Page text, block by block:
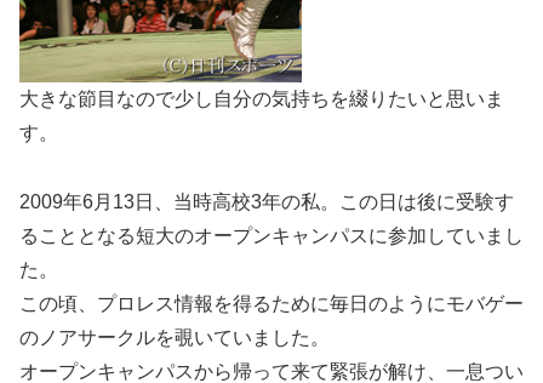
大きな節目なので少し自分の気持ちを綴りたいと思いま
す。
2009年6月13日、当時高校3年の私。この日は後に受験す
ることとなる短大のオープンキャンパスに参加していまし
た。
この頃、プロレス情報を得るために毎日のようにモバゲー
のノアサークルを覗いていました。
オープンキャンパスから帰って来て緊張が解け、一息つい